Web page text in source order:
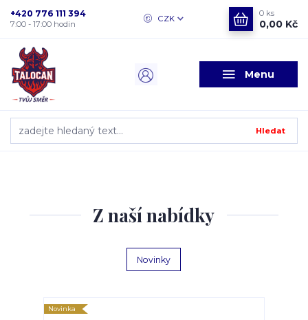
Menu
CZK
Hledat
+420 776 111 394
7:00 - 17:00 hodin
0 ks
0,00 Kč
Z naší nabídky
Novinky
Novinka